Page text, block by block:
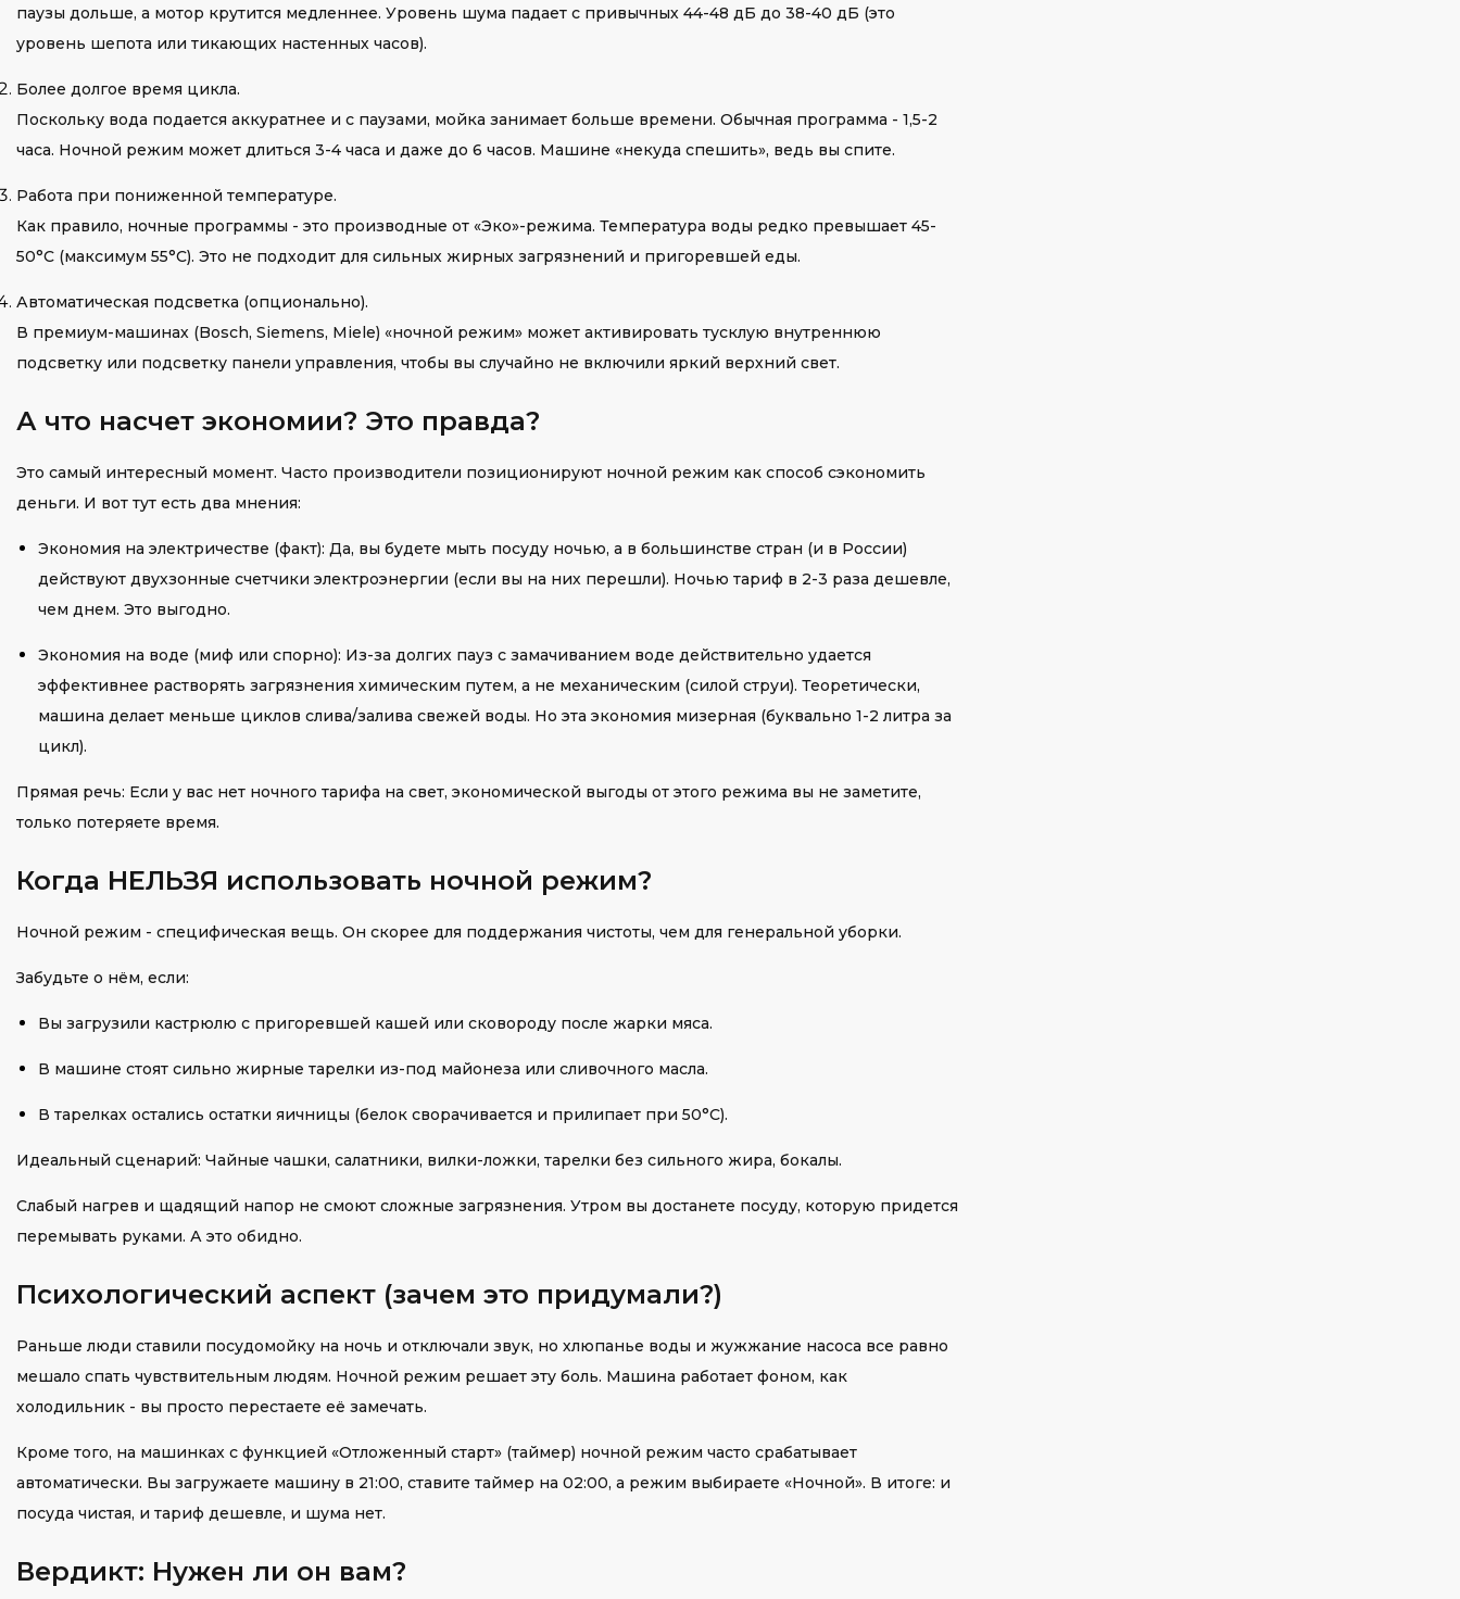
паузы дольше, а мотор крутится медленнее. Уровень шума падает с привычных 44-48 дБ до 38-40 дБ (это
уровень шепота или тикающих настенных часов).
Более долгое время цикла.
Поскольку вода подается аккуратнее и с паузами, мойка занимает больше времени. Обычная программа - 1,5-2
часа. Ночной режим может длиться 3-4 часа и даже до 6 часов. Машине «некуда спешить», ведь вы спите.
Работа при пониженной температуре.
Как правило, ночные программы - это производные от «Эко»-режима. Температура воды редко превышает 45-
50°C (максимум 55°C). Это не подходит для сильных жирных загрязнений и пригоревшей еды.
Автоматическая подсветка (опционально).
В премиум-машинах (Bosch, Siemens, Miele) «ночной режим» может активировать тусклую внутреннюю
подсветку или подсветку панели управления, чтобы вы случайно не включили яркий верхний свет.
А что насчет экономии? Это правда?
Это самый интересный момент. Часто производители позиционируют ночной режим как способ сэкономить
деньги. И вот тут есть два мнения:
Экономия на электричестве (факт): Да, вы будете мыть посуду ночью, а в большинстве стран (и в России)
действуют двухзонные счетчики электроэнергии (если вы на них перешли). Ночью тариф в 2-3 раза дешевле,
чем днем. Это выгодно.
Экономия на воде (миф или спорно): Из-за долгих пауз с замачиванием воде действительно удается
эффективнее растворять загрязнения химическим путем, а не механическим (силой струи). Теоретически,
машина делает меньше циклов слива/залива свежей воды. Но эта экономия мизерная (буквально 1-2 литра за
цикл).
Прямая речь: Если у вас нет ночного тарифа на свет, экономической выгоды от этого режима вы не заметите,
только потеряете время.
Когда НЕЛЬЗЯ использовать ночной режим?
Ночной режим - специфическая вещь. Он скорее для поддержания чистоты, чем для генеральной уборки.
Забудьте о нём, если:
Вы загрузили кастрюлю с пригоревшей кашей или сковороду после жарки мяса.
В машине стоят сильно жирные тарелки из-под майонеза или сливочного масла.
В тарелках остались остатки яичницы (белок сворачивается и прилипает при 50°C).
Идеальный сценарий: Чайные чашки, салатники, вилки-ложки, тарелки без сильного жира, бокалы.
Слабый нагрев и щадящий напор не смоют сложные загрязнения. Утром вы достанете посуду, которую придется
перемывать руками. А это обидно.
Психологический аспект (зачем это придумали?)
Раньше люди ставили посудомойку на ночь и отключали звук, но хлюпанье воды и жужжание насоса все равно
мешало спать чувствительным людям. Ночной режим решает эту боль. Машина работает фоном, как
холодильник - вы просто перестаете её замечать.
Кроме того, на машинках с функцией «Отложенный старт» (таймер) ночной режим часто срабатывает
автоматически. Вы загружаете машину в 21:00, ставите таймер на 02:00, а режим выбираете «Ночной». В итоге: и
посуда чистая, и тариф дешевле, и шума нет.
Вердикт: Нужен ли он вам?